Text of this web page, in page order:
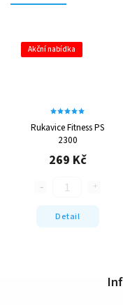
Akční nabídka
Rukavice Fitness PS
2300
269 Kč
Detail